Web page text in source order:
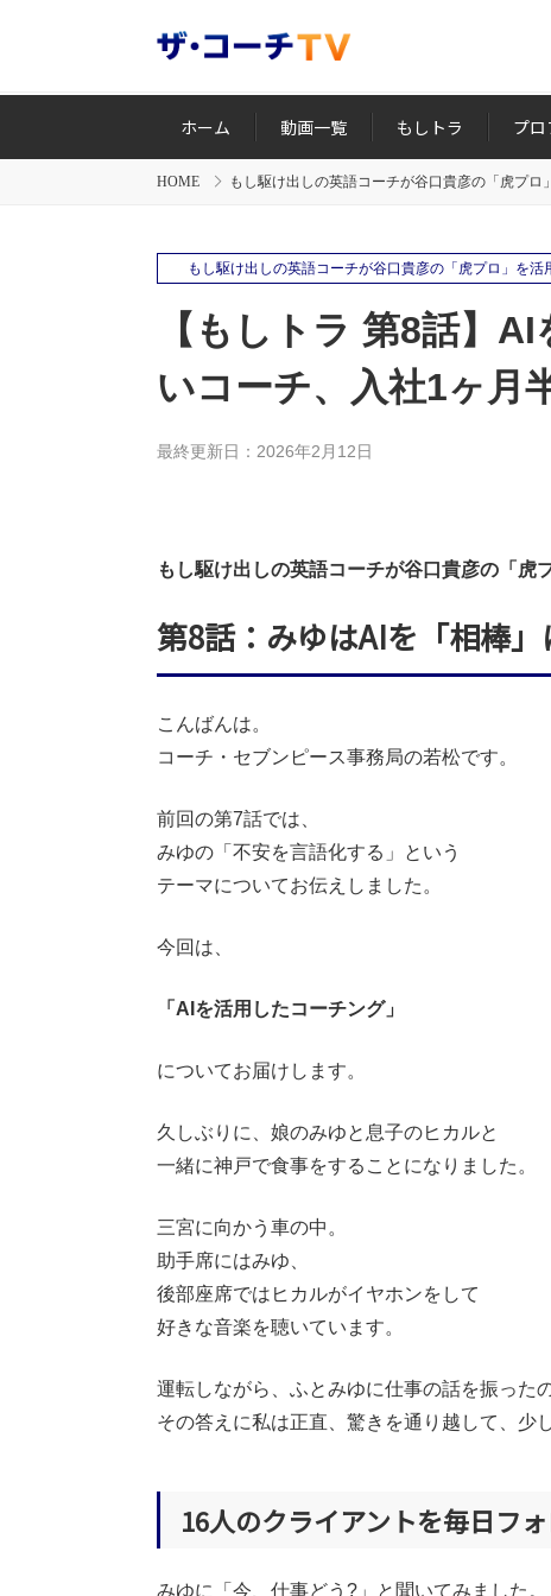
ホーム 動画一覧 もしトラ プ
HOME もし駆け出しの英語コーチが谷口貴彦の「虎プロ
もし駆け出しの英語コーチが谷口貴彦の「虎プロ」を活
【もしトラ 第8話】
いコーチ、入社1ヶ月
最終更新日：2026年2月12日
もし駆け出しの英語コーチが谷口貴彦の「虎
第8話：みゆはAIを「相棒」
こんばんは。
コーチ・セブンピース事務局の若松です。
前回の第7話では、
みゆの「不安を言語化する」という
テーマについてお伝えしました。
今回は、
「AIを活用したコーチング」
についてお届けします。
久しぶりに、娘のみゆと息子のヒカルと
一緒に神戸で食事をすることになりました。
三宮に向かう車の中。
助手席にはみゆ、
後部座席ではヒカルがイヤホンをして
好きな音楽を聴いています。
運転しながら、ふとみゆに仕事の話を振った
その答えに私は正直、驚きを通り越して、少
16人のクライアントを毎日フ
みゆに「今、仕事どう?」と聞いてみました。